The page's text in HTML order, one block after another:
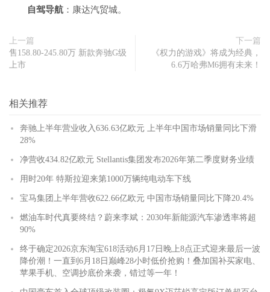
自驾导航 ：康达汽贸城。
上一篇
售158.80-245.80万 新款奔驰G级
上市
下一篇
《权力的游戏》将成为经典，
6.6万哈弗M6拥有未来！
相关推荐
奔驰上半年营业收入636.63亿欧元 上半年中国市场销量同比下滑
28%
净营收434.82亿欧元 Stellantis集团发布2026年第二季度财务业绩
用时20年 特斯拉迎来第1000万辆纯电动车下线
宝马集团上半年营收622.66亿欧元 中国市场销量同比下降20.4%
燃油车时代真要终结？蔚来李斌：2030年新能源汽车渗透率将超
90%
终于确定2026京东淘宝618活动6月17日晚上8点正式迎来最后一波
降价潮！一直到6月18日巅峰28小时低价抢购！叠加国补买家电、
苹果手机、空调抄底价来袭，错过等一年！